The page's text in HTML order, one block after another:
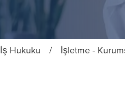
İş Hukuku / İşletme -